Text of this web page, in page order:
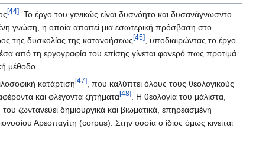
[44]
. Το έργο του γενικώς είναι δυσνόητο και δυσανάγνωσντο
γνώση, η οποία απαιτεί μια εσωτερική πρόσβαση στο
της δυσκολίας της κατανοήσεως[45]
, υποδιαιρώντας το έργο
από τη εργογραφία του επίσης γίνεται φανερό πως προτιμά
μέθοδο.
κατάρτιση[47]
, που καλύπτει όλους τους θεολογικούς
και φλέγοντα ζητήματα[48]
. Η θεολογία του μάλιστα,
ζωντανεύει δημιουργικά και βιωματικά, επηρεασμένη
Αρεοπαγίτη (corpus). Στην ουσία ο ίδιος όμως κινείται